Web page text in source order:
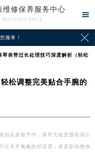
维修保养服务中心
MAINTENANCE

服务！ 
琴表带过长处理技巧深度解析（轻松
松调整完美贴合手腕的
的众多细节中，表带无疑是最容易引
仅关乎佩戴的舒适度，更是影响整体